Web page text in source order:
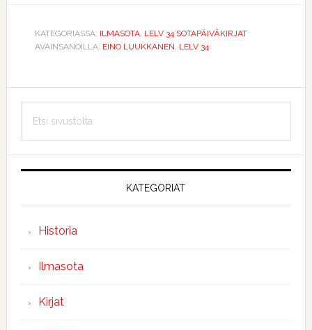
KATEGORIASSA: ILMASOTA, LELV 34 SOTAPÄIVÄKIRJAT
AVAINSANOILLA: EINO LUUKKANEN, LELV 34
Ensisijainen
sivupalkki
sivustolta
KATEGORIAT
Historia
Ilmasota
Kirjat